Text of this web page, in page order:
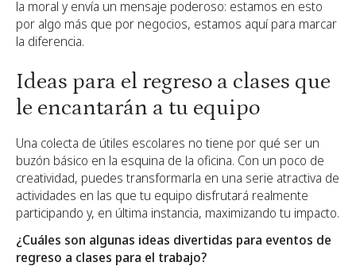
la moral y envía un mensaje poderoso: estamos en esto
por algo más que por negocios, estamos aquí para marcar
la diferencia.
Ideas para el regreso a clases que
le encantarán a tu equipo
Una colecta de útiles escolares no tiene por qué ser un
buzón básico en la esquina de la oficina. Con un poco de
creatividad, puedes transformarla en una serie atractiva de
actividades en las que tu equipo disfrutará realmente
participando y, en última instancia, maximizando tu impacto.
¿Cuáles son algunas ideas divertidas para eventos de
regreso a clases para el trabajo?